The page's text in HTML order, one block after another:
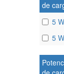
de
5
5